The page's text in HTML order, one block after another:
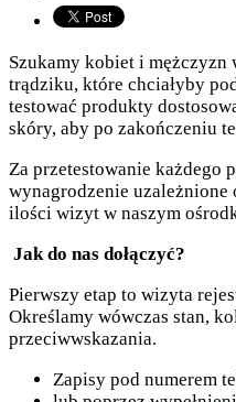
Szukamy kobiet i mężczyzn
trądziku, które chciałyby
testować produkty
skóry, aby po zakończeniu
Za przetestowanie każdego
wynagrodzenie
ilości wizyt w naszym
Jak do nas dołączyć?
Pierwszy etap to wizyta
Określamy wówczas stan,
przeciwwskazania.
Zapisy pod numerem